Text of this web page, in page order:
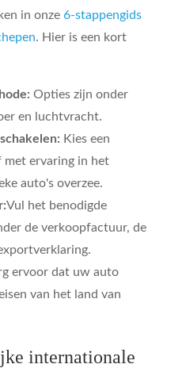
in onze 6-stappengids
. Hier is een kort
Opties zijn onder
en luchtvracht.
Kies een
met ervaring in het
auto's overzee.
Vul het benodigde
de verkoopfactuur, de
ervoor dat uw auto
van het land van
internationale